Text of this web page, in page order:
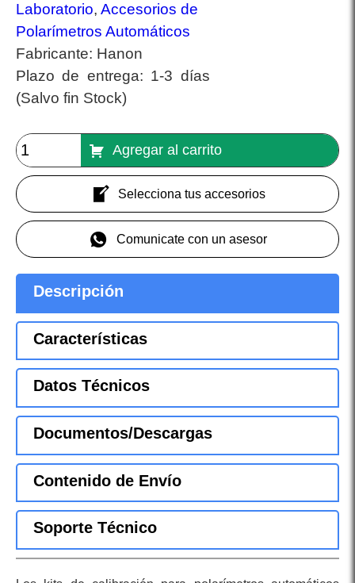
Laboratorio, Accesorios de
Polarímetros Automáticos
Fabricante: Hanon
Plazo de entrega: 1-3 días
(Salvo fin Stock)
Agregar al carrito
Selecciona tus accesorios
Comunicate con un asesor
Descripción
Características
Datos Técnicos
Documentos/Descargas
Contenido de Envío
Soporte Técnico